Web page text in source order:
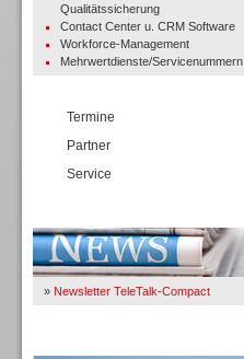
Qualitätssicherung
Contact Center u. CRM Software
Workforce-Management
Mehrwertdienste/Servicenummern
Termine
Partner
Service
» Newsletter TeleTalk-Compact